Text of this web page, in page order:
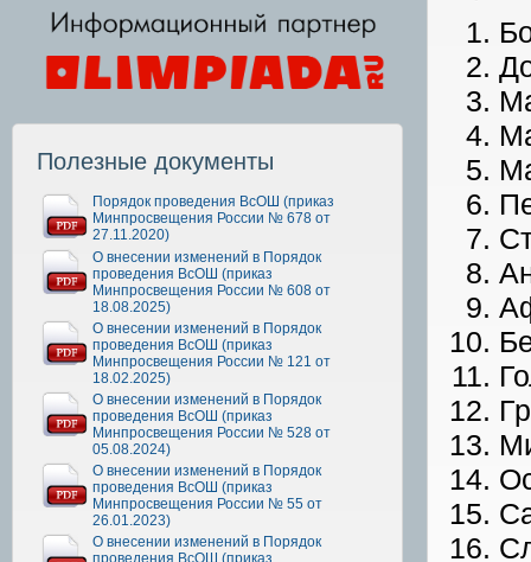
Полезные документы
Порядок проведения ВсОШ (приказ
Минпросвещения России № 678 от
27.11.2020)
О внесении изменений в Порядок
проведения ВсОШ (приказ
Минпросвещения России № 608 от
18.08.2025)
О внесении изменений в Порядок
проведения ВсОШ (приказ
Минпросвещения России № 121 от
18.02.2025)
О внесении изменений в Порядок
проведения ВсОШ (приказ
Минпросвещения России № 528 от
05.08.2024)
О внесении изменений в Порядок
проведения ВсОШ (приказ
Минпросвещения России № 55 от
26.01.2023)
О внесении изменений в Порядок
проведения ВсОШ (приказ